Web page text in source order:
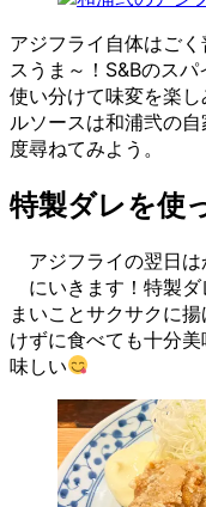
アジフライ自体はご
スうま～！S&Bのス
使い分けて味変を楽
ルソースは和浦弐の
度尋ねてみよう。
特製ダレを使
アジフライの翌日
にいきます！特製
まいことサクサクに
けずに食べても十分
味しい